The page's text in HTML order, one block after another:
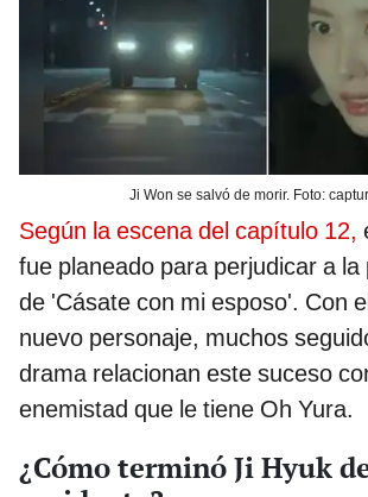
Ji Won se salvó de morir. Foto:
Según la escena del capítulo 12,
fue planeado para perjudicar a
de 'Cásate con mi esposo'. Con
nuevo personaje, muchos
drama relacionan este suceso
enemistad que le tiene Oh Yura.
¿Cómo terminó Ji Hyuk